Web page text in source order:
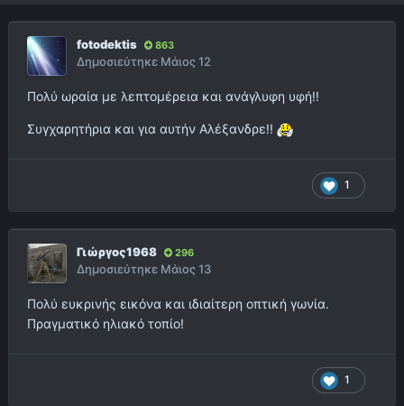
fotodektis 863
Δημοσιεύτηκε Μάιος 12
Πολύ ωραία με λεπτομέρεια και ανάγλυφη υφή!!
Συγχαρητήρια και για αυτήν Αλέξανδρε!!
1
Γιώργος1968 296
Δημοσιεύτηκε Μάιος 13
Πολύ ευκρινής εικόνα και ιδιαίτερη οπτική γωνία.
Πραγματικό ηλιακό τοπίο!
1